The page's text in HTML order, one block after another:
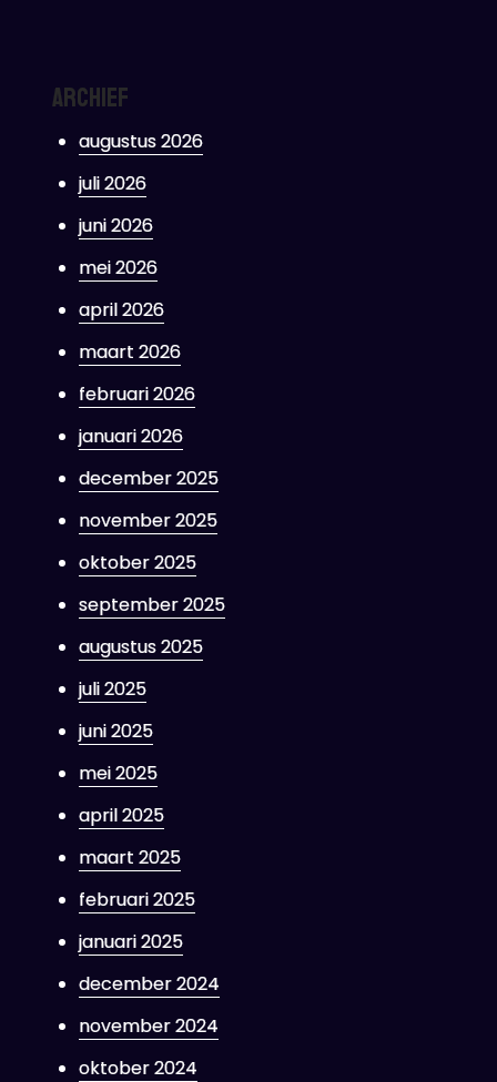
Archief
augustus 2026
juli 2026
juni 2026
mei 2026
april 2026
maart 2026
februari 2026
januari 2026
december 2025
november 2025
oktober 2025
september 2025
augustus 2025
juli 2025
juni 2025
mei 2025
april 2025
maart 2025
februari 2025
januari 2025
december 2024
november 2024
oktober 2024